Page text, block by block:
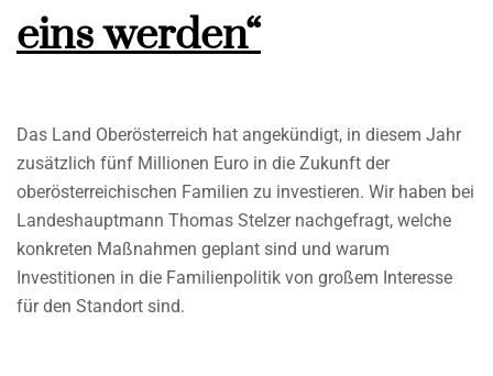
eins werden“
Das Land Oberösterreich hat angekündigt, in diesem Jahr
zusätzlich fünf Millionen Euro in die Zukunft der
oberösterreichischen Familien zu investieren. Wir haben bei
Landeshauptmann Thomas Stelzer nachgefragt, welche
konkreten Maßnahmen geplant sind und warum
Investitionen in die Familienpolitik von großem Interesse
für den Standort sind.